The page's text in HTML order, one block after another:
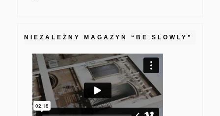
NIEZALEŻNY MAGAZYN “BE SLOWLY”